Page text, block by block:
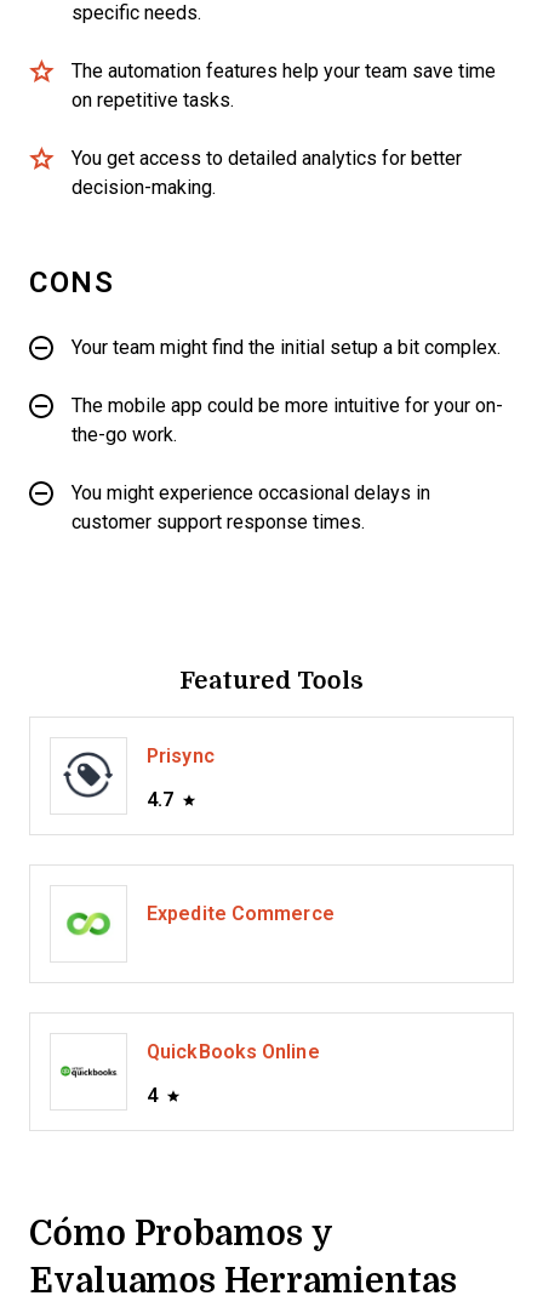
specific needs.
The automation features help your team save time
on repetitive tasks.
You get access to detailed analytics for better
decision-making.
CONS
Your team might find the initial setup a bit complex.
The mobile app could be more intuitive for your on-
the-go work.
You might experience occasional delays in
customer support response times.
Featured Tools
Prisync
4.7
Expedite Commerce
QuickBooks Online
4
Cómo Probamos y
Evaluamos Herramientas